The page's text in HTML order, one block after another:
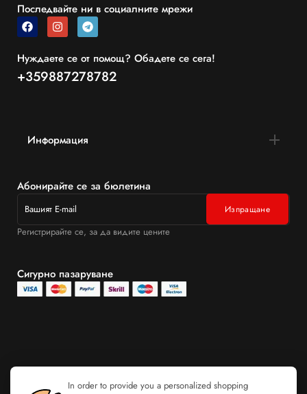
Последвайте ни в социалните мрежи
Нуждаете се от помощ? Обадете се сега!
+359887278782
Информация
Абонирайте се за бюлетина
Регистрирайте се, за да видите цените
Сигурно пазаруване
In order to provide you a personalized shopping